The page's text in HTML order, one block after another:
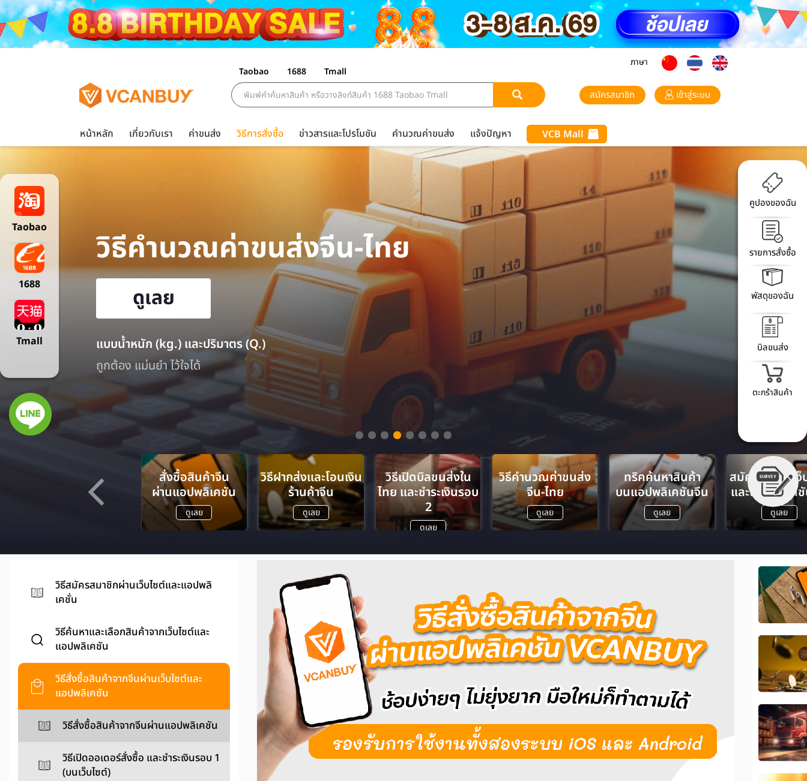
Taobao
1688
Tmall
คูปองของฉัน
รายการสั่งซื้อ
พัสดุของฉัน
บิลขนส่ง
ตะกร้าสินค้า
ภาษา
Taobao 1688 Tmall
สมัครสมาชิก เข้าสู่ระบบ
หน้าหลัก เกี่ยวกับเรา ค่าขนส่ง วิธีการสั่งซื้อ ข่าวสารและโปรโมชัน คำนวณค่าขนส่ง แจ้งปัญหา VCB Mall
วิธีค้นหาสินค้าบนแอปพลิเคชันจีน
ดูเลย
ค้นหาง่ายผ่านมือถือ สะดวกสบาย ไม่รู้ภาษาจีนก็ทำได้
ได้ของตรงปก ราคาตรงใจ
แจ้งปัญหาและบริการ
ผ่าน VCANBUY
สั่งซื้อสินค้าจีน
ผ่านแอปพลิเคชัน
ดูเลย
วิธีฝากส่งและโอนเงิน
ร้านค้าจีน
ดูเลย
วิธีเปิดบิลขนส่งใน
ไทย และชำระเงินรอบ
2
ดูเลย
วิธีคำนวณค่าขนส่ง
จีน-ไทย
ดูเลย
ทริคค้นหาสินค้า
บนแอปพลิเคชันจีน
ดูเลย
สมัครสมาชิกเว็
และแอปพลิเค
ดูเลย
วิธีสมัครสมาชิกผ่านเว็บไซต์และแอปพลิ
เคชั่น
วิธีค้นหาและเลือกสินค้าจากเว็บไซต์และ
แอปพลิเคชัน
วิธีสั่งซื้อสินค้าจากจีนผ่านเว็บไซต์และ
แอปพลิเคชัน
วิธีสั่งซื้อสินค้าจากจีนผ่านแอปพลิเคชัน
วิธีเปิดออเดอร์สั่งซื้อ และชำระเงินรอบ 1
(บนเว็บไซต์)